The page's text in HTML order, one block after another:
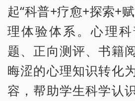
起“科普+疗愈+探索+
理体验体系。心理
题、正向测评、书籍
晦涩的心理知识转化
容，帮助学生科学认